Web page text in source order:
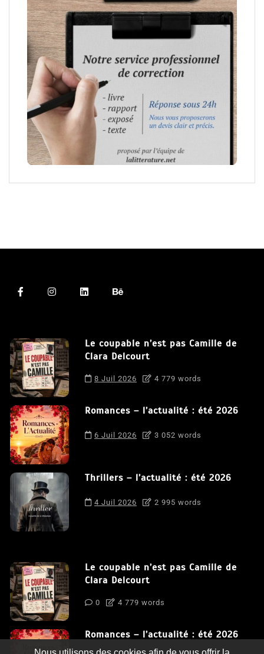
Le coupable n’est pas Camille de
Clara Delcourt
8 Juil 2026 4 779 words
Romances – l’actualité : été 2026
6 Juil 2026 3 052 words
Thrillers – l’actualité : été 2026
4 Juil 2026 2 995 words
Le coupable n’est pas Camille de
Clara Delcourt
0 4 779 words
Romances – l’actualité : été 2026